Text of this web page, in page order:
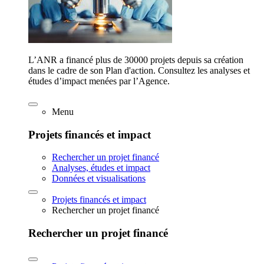
L’ANR a financé plus de 30000 projets depuis sa création
dans le cadre de son Plan d'action. Consultez les analyses et
études d’impact menées par l’Agence.
Menu
Projets financés et impact
Rechercher un projet financé
Analyses, études et impact
Données et visualisations
Projets financés et impact
Rechercher un projet financé
Rechercher un projet financé